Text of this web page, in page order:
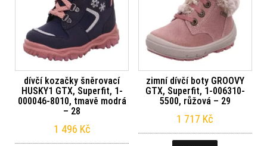
dívčí kozačky šněrovací
HUSKY1 GTX, Superfit, 1-
000046-8010, tmavě modrá
– 28
1 496 Kč
zimní dívčí boty GROOVY
GTX, Superfit, 1-006310-
5500, růžová – 29
1 717 Kč